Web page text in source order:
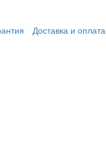
Доставка и оплата